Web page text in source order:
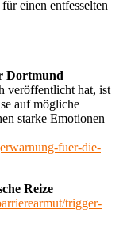
einen entfesselten
Dortmund
veröffentlicht hat, ist
auf mögliche
starke Emotionen
fuer-die-
Reize
trigger-